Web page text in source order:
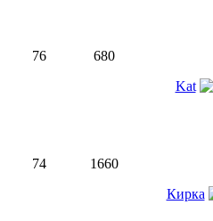
76 680
Kat
74 1660
Кирка